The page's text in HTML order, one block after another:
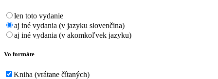
len toto vydanie
aj iné vydania (v jazyku slovenčina)
aj iné vydania (v akomkoľvek jazyku)
Vo formáte
Kniha (vrátane čítaných)